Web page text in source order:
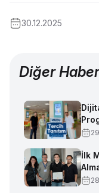
30.12.2025
Diğer
İlk